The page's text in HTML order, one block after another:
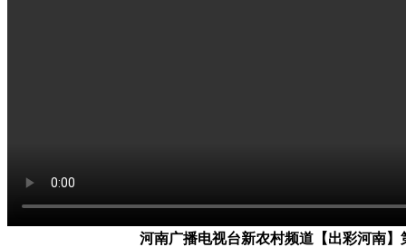
河南广播电视台新农村频道【出彩河南】